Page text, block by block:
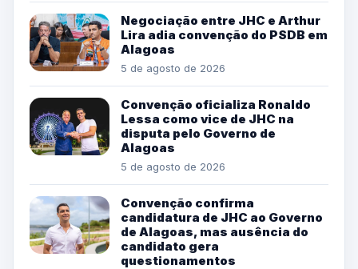
Negociação entre JHC e Arthur
Lira adia convenção do PSDB em
Alagoas
5 de agosto de 2026
Convenção oficializa Ronaldo
Lessa como vice de JHC na
disputa pelo Governo de
Alagoas
5 de agosto de 2026
Convenção confirma
candidatura de JHC ao Governo
de Alagoas, mas ausência do
candidato gera
questionamentos